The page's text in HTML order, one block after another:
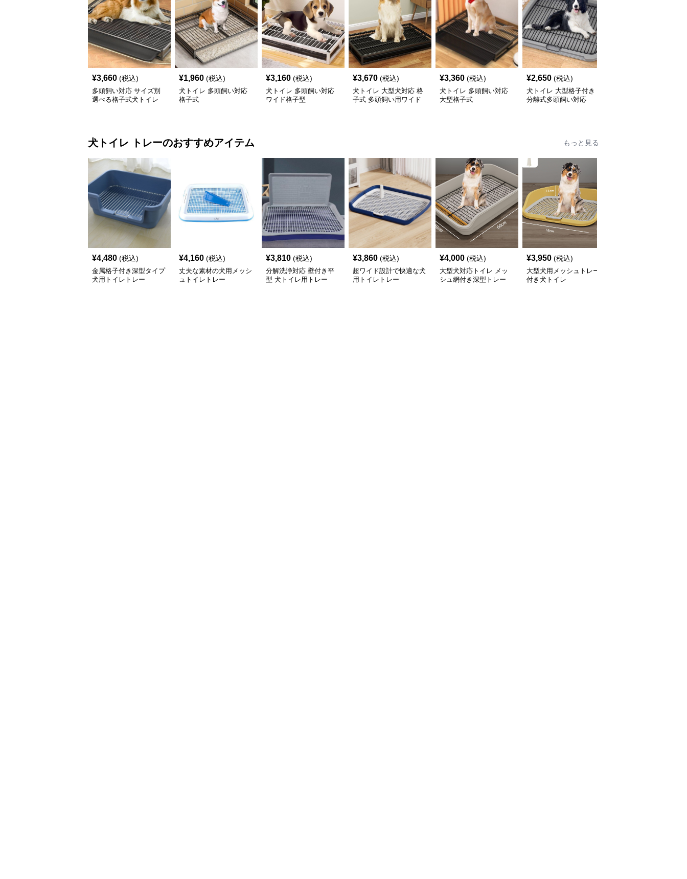
¥3,660 (税込)
多頭飼い対応 サイズ別
選べる格子式犬トイレ
¥1,960 (税込)
犬トイレ 多頭飼い対応
格子式
¥3,160 (税込)
犬トイレ 多頭飼い対応
ワイド格子型
¥3,670 (税込)
犬トイレ 大型犬対応 格
子式 多頭飼い用ワイド
¥3,360 (税込)
犬トイレ 多頭飼い対応
大型格子式
¥2,650 (税込)
犬トイレ 大型格子付き
分離式多頭飼い対応
犬トイレ トレーのおすすめアイテム もっと見る
¥4,480 (税込)
金属格子付き深型タイプ
犬用トイレトレー
¥4,160 (税込)
丈夫な素材の犬用メッシ
ュトイレトレー
¥3,810 (税込)
分解洗浄対応 壁付き平
型 犬トイレ用トレー
¥3,860 (税込)
超ワイド設計で快適な犬
用トイレトレー
¥4,000 (税込)
大型犬対応トイレ メッ
シュ網付き深型トレー
¥3,950 (税込)
大型犬用メッシュトレー
付き犬トイレ